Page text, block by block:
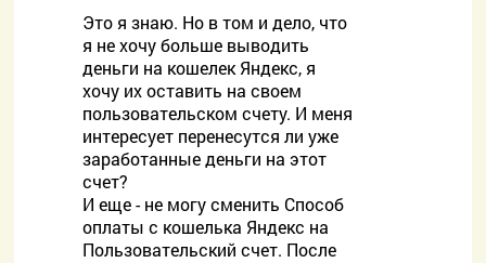
Это я знаю. Но в том и дело, что
я не хочу больше выводить
деньги на кошелек Яндекс, я
хочу их оставить на своем
пользовательском счету. И меня
интересует перенесутся ли уже
заработанные деньги на этот
счет?
И еще - не могу сменить Способ
оплаты с кошелька Яндекс на
Пользовательский счет. После